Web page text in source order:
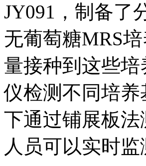
JY091，制备了
无葡萄糖MRS
量接种到这些培
仪检测不同培
下通过铺展板
人员可以实时